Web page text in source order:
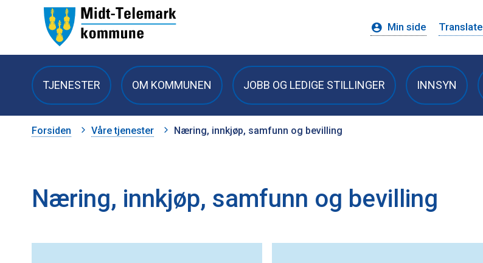
Midt-
Telemark
kommune
Min side Translate
TJENESTER OM KOMMUNEN JOBB OG LEDIGE STILLINGER INNSYN
Du
her:
Forsiden Våre tjenester Næring, innkjøp, samfunn og bevilling
Næring, innkjøp, samfunn og bevilling